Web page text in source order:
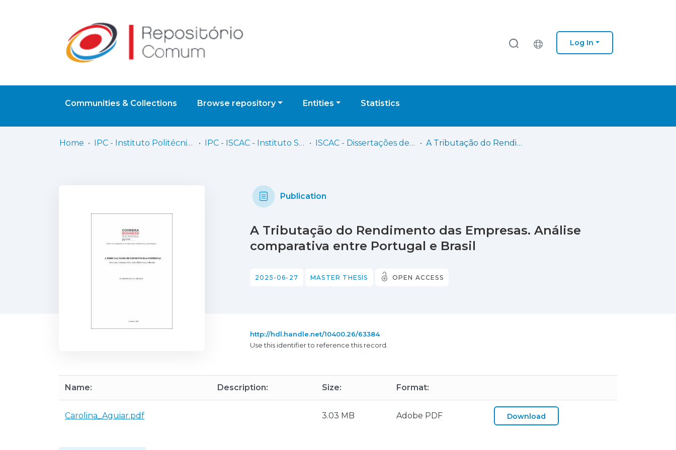
Log In
Communities & Collections Browse repository Entities Statistics
Home IPC - Instituto Politécnico de Coimbra IPC - ISCAC - Instituto Superior de Contabilidade e Administração de Coimbra ISCAC - Dissertações de Mestrado A Tributação do Rendimento das Empresas. Análise comparativa entre Portugal e Brasil
Publication
A Tributação do Rendimento das Empresas. Análise
comparativa entre Portugal e Brasil
2025-06-27 MASTER THESIS OPEN ACCESS
http://hdl.handle.net/10400.26/63384
Use this identifier to reference this record.
Name: Description: Size: Format:
Carolina_Aguiar.pdf 3.03 MB Adobe PDF Download